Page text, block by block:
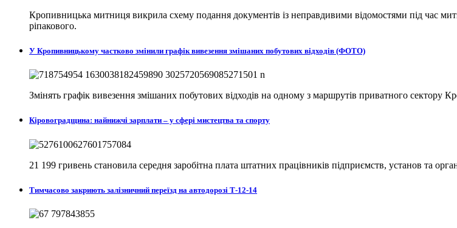
Кропивницька митниця викрила схему подання документів із неправдивими відомостями під час
ріпакового.
У Кропивницькому частково змінили графік вивезення змішаних побутових відходів (ФОТО)
Змінять графік вивезення змішаних побутових відходів на одному з маршрутів приватного сектору
Кіровоградщина: найнижчі зарплати – у сфері мистецтва та спорту
21 199 гривень становила середня заробітна плата штатних працівників підприємств, установ та
Тимчасово закриють залізничний переїзд на автодорозі Т-12-14